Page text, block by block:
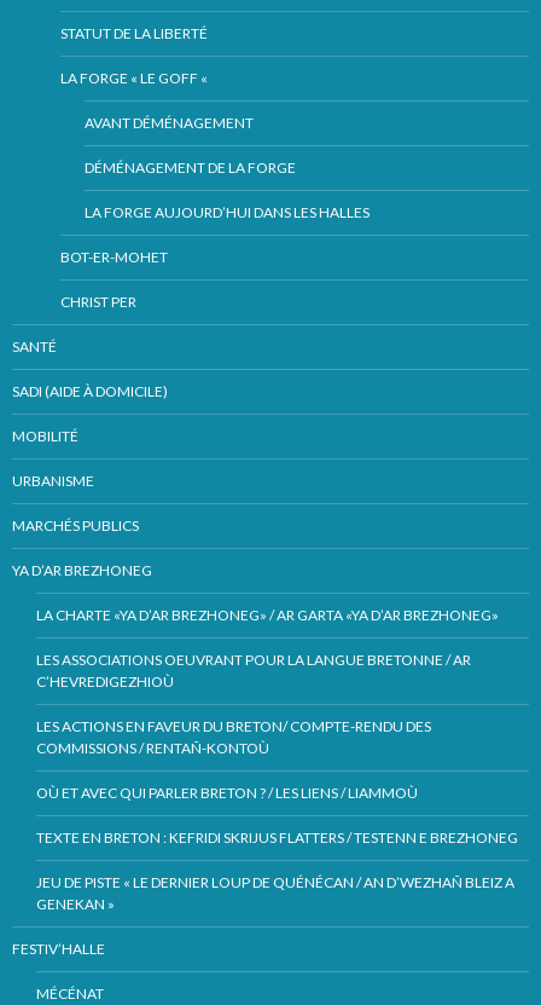
STATUT DE LA LIBERTÉ
LA FORGE « LE GOFF «
AVANT DÉMÉNAGEMENT
DÉMÉNAGEMENT DE LA FORGE
LA FORGE AUJOURD’HUI DANS LES HALLES
BOT-ER-MOHET
CHRIST PER
SANTÉ
SADI (AIDE À DOMICILE)
MOBILITÉ
URBANISME
MARCHÉS PUBLICS
YA D’AR BREZHONEG
LA CHARTE «YA D’AR BREZHONEG» / AR GARTA «YA D’AR BREZHONEG»
LES ASSOCIATIONS OEUVRANT POUR LA LANGUE BRETONNE / AR
C’HEVREDIGEZHIOÙ
LES ACTIONS EN FAVEUR DU BRETON/ COMPTE-RENDU DES
COMMISSIONS / RENTAÑ-KONTOÙ
OÙ ET AVEC QUI PARLER BRETON ? / LES LIENS / LIAMMOÙ
TEXTE EN BRETON : KEFRIDI SKRIJUS FLATTERS / TESTENN E BREZHONEG
JEU DE PISTE « LE DERNIER LOUP DE QUÉNÉCAN / AN D’WEZHAÑ BLEIZ A
GENEKAN »
FESTIV’HALLE
MÉCÉNAT